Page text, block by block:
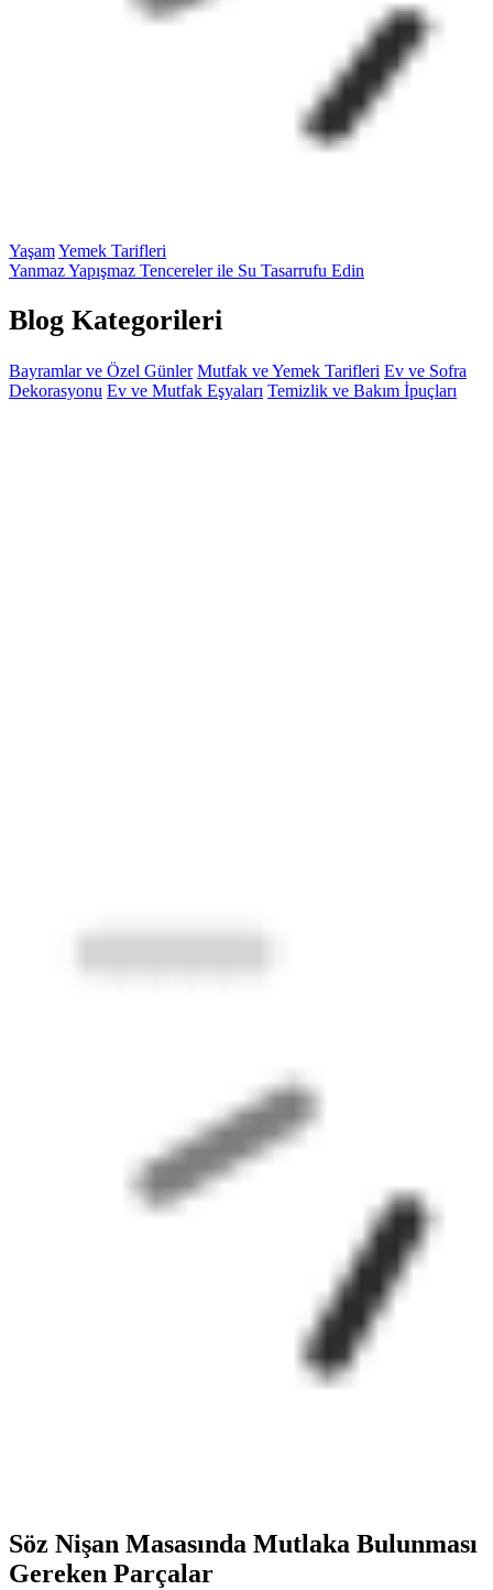
YaşamYemek Tarifleri
Yanmaz Yapışmaz Tencereler ile Su Tasarrufu Edin
Blog Kategorileri
Bayramlar ve Özel Günler Mutfak ve Yemek Tarifleri Ev ve Sofra
Dekorasyonu Ev ve Mutfak Eşyaları Temizlik ve Bakım İpuçları
Söz Nişan Masasında Mutlaka Bulunması
Gereken Parçalar